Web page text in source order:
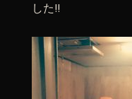
した!!